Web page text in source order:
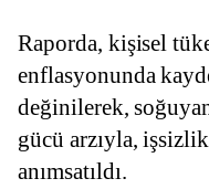
Raporda, kişisel
enflasyonunda
değinilerek,
gücü arzıyla,
anımsatıldı.